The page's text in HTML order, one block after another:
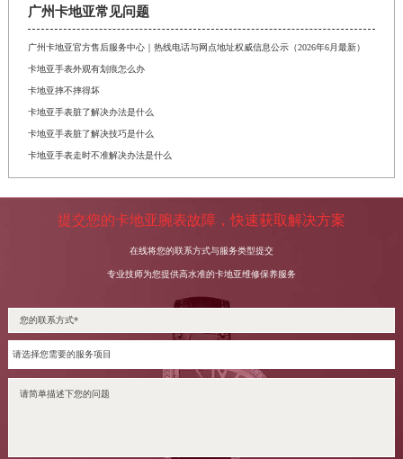
广州卡地亚常见问题
广州卡地亚官方售后服务中心｜热线电话与网点地址权威信息公示（2026年6月最新）
卡地亚手表外观有划痕怎么办
卡地亚摔不摔得坏
卡地亚手表脏了解决办法是什么
卡地亚手表脏了解决技巧是什么
卡地亚手表走时不准解决办法是什么
提交您的卡地亚腕表故障，快速获取解决方案
在线将您的联系方式与服务类型提交
专业技师为您提供高水准的卡地亚维修保养服务